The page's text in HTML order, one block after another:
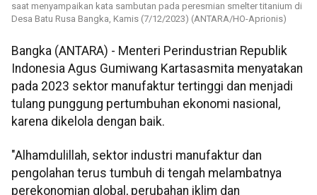
saat menyampaikan kata sambutan pada peresmian smelter titanium di
Desa Batu Rusa Bangka, Kamis (7/12/2023) (ANTARA/HO-Aprionis)
Bangka (ANTARA) - Menteri Perindustrian Republik
Indonesia Agus Gumiwang Kartasasmita menyatakan
pada 2023 sektor manufaktur tertinggi dan menjadi
tulang punggung pertumbuhan ekonomi nasional,
karena dikelola dengan baik.
"Alhamdulillah, sektor industri manufaktur dan
pengolahan terus tumbuh di tengah melambatnya
perekonomian global, perubahan iklim dan